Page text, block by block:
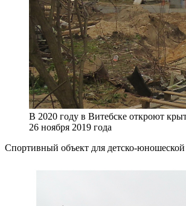
В 2020 году в Витебске откроют
26 ноября 2019 года
Спортивный объект для детско-